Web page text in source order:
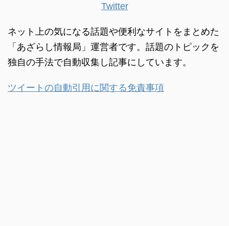
Twitter
ネット上の気になる話題や便利なサイトをまとめた
「あざらし情報局」運営者です。話題のトピックを
独自の手法で自動収集し記事にしています。
ツイートの自動引用に関する免責事項